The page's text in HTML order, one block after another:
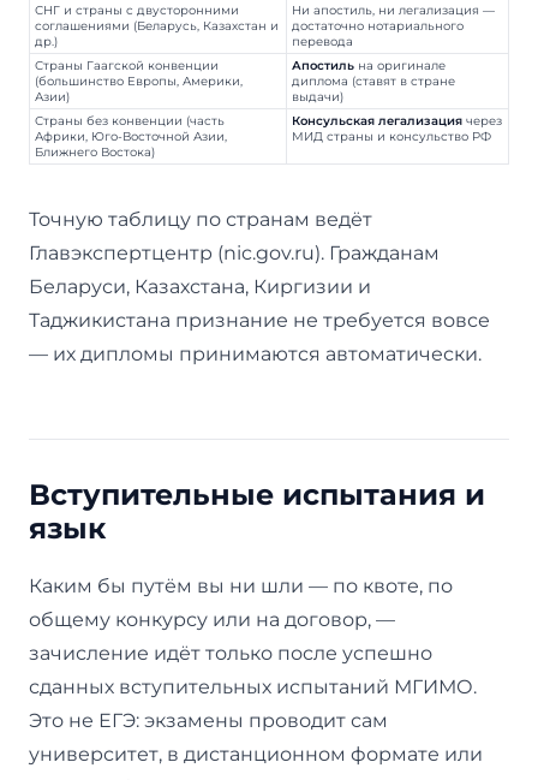
СНГ и страны с двусторонними
соглашениями (Беларусь, Казахстан и
др.)
Ни апостиль, ни легализация —
достаточно нотариального
перевода
Страны Гаагской конвенции
(большинство Европы, Америки,
Азии)
Апостиль на оригинале
диплома (ставят в стране
выдачи)
Страны без конвенции (часть
Африки, Юго-Восточной Азии,
Ближнего Востока)
Консульская легализация через
МИД страны и консульство РФ
Точную таблицу по странам ведёт
Главэкспертцентр (nic.gov.ru). Гражданам
Беларуси, Казахстана, Киргизии и
Таджикистана признание не требуется вовсе
— их дипломы принимаются автоматически.
Вступительные испытания и
язык
Каким бы путём вы ни шли — по квоте, по
общему конкурсу или на договор, —
зачисление идёт только после успешно
сданных вступительных испытаний МГИМО.
Это не ЕГЭ: экзамены проводит сам
университет, в дистанционном формате или